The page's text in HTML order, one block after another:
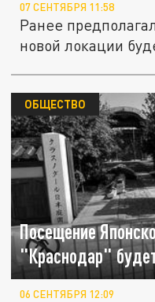
07 СЕНТЯБРЯ 11:58
Ранее
новой локации
Посещение
"Краснодар"
ОБЩЕСТВО
06 СЕНТЯБРЯ 12:09